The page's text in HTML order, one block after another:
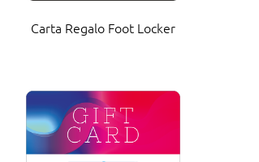
Carta Regalo Foot Locker